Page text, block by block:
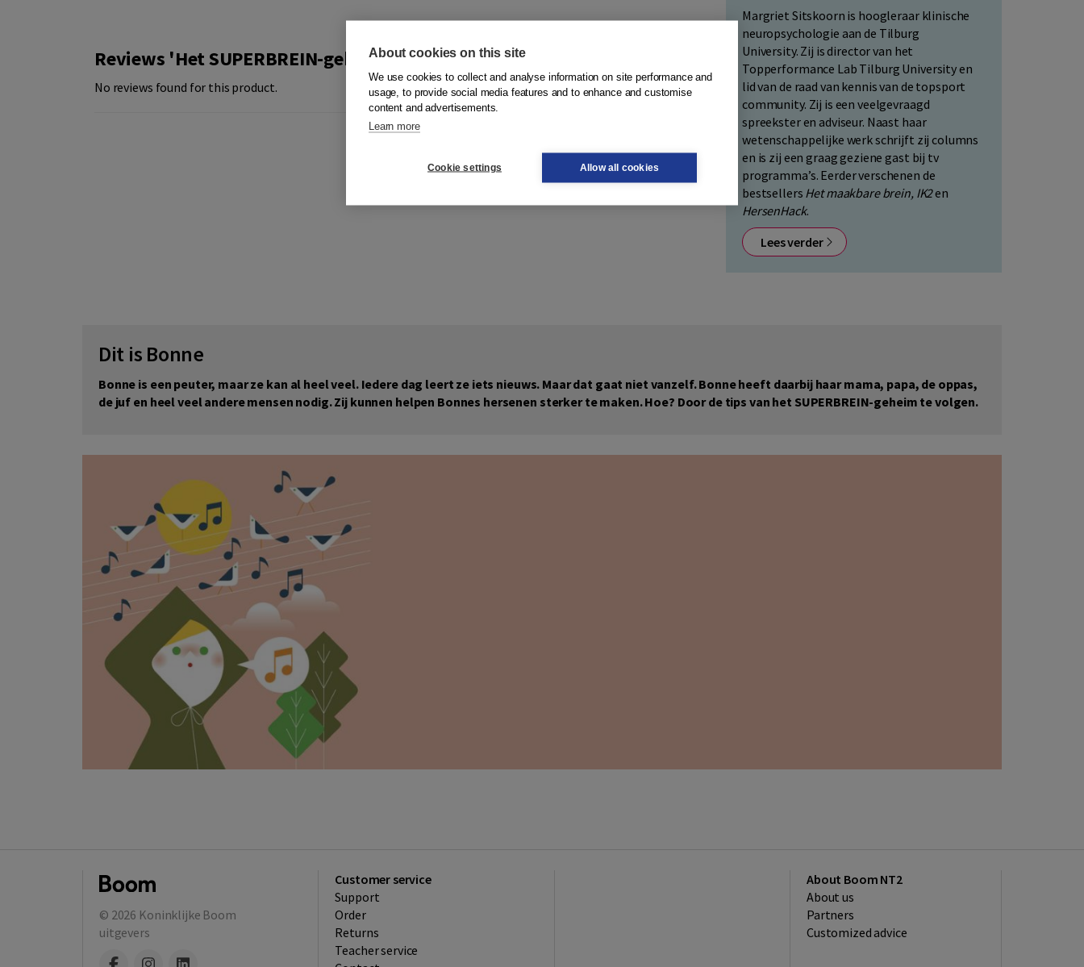
Reviews 'Het SUPERBREIN-geheim'
No reviews found for this product.
Margriet Sitskoorn is hoogleraar klinische
neuropsychologie aan de Tilburg
University. Zij is director van het
Topperformance Lab Tilburg University en
lid van de raad van kennis van de topsport
community. Zij is een veelgevraagd
spreekster en adviseur. Naast haar
wetenschappelijke werk schrijft zij columns
en is zij een graag geziene gast bij tv
programma’s. Eerder verschenen de
bestsellers Het maakbare brein, IK2en
HersenHack.
Lees verder
Dit is Bonne
Bonne is een peuter, maar ze kan al heel veel. Iedere dag leert ze iets nieuws. Maar dat gaat niet vanzelf. Bonne heeft daarbij haar mama, papa, de oppas,
de juf en heel veel andere mensen nodig. Zij kunnen helpen Bonnes hersenen sterker te maken. Hoe? Door de tips van het SUPERBREIN-geheim te volgen.
© 2026 Koninklijke Boom
uitgevers
Customer service
Support
Order
Returns
Teacher service
About Boom NT2
About us
Partners
Customized advice
About cookies on this site
We use cookies to collect and analyse information on site performance and
usage, to provide social media features and to enhance and customise
content and advertisements.
Learn more
Cookie settings Allow all cookies